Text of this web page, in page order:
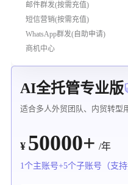
邮件群发(按需充值)
短信营销(按需充值)
WhatsApp群发(自助申请)
商机中心
AI全托管专业版
适合多人外贸团队、内贸转型
¥ 50000+ /年
1个主账号+5个子账号（支持